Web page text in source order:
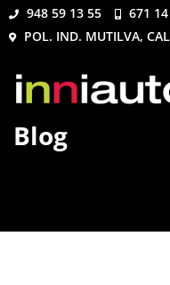
948 59 13 55
671
POL. IND. MUTILVA,
Blog